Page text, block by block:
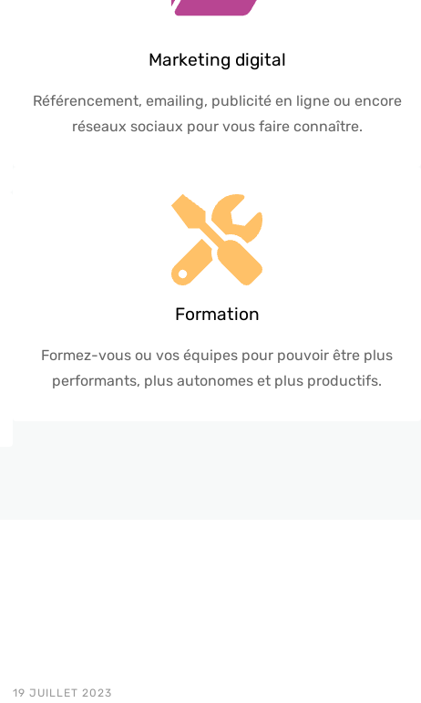
Marketing digital
Référencement, emailing, publicité en ligne ou encore
réseaux sociaux pour vous faire connaître.
Formation
Formez-vous ou vos équipes pour pouvoir être plus
performants, plus autonomes et plus productifs.
19 JUILLET 2023